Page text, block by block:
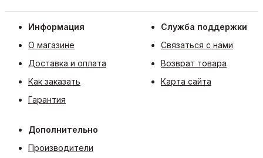
Информация
О магазине
Доставка и оплата
Как заказать
Гарантия
Служба поддержки
Связаться с нами
Возврат товара
Карта сайта
Дополнительно
Производители